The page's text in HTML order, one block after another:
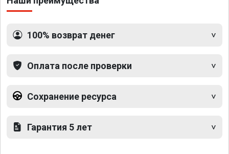
100% возврат денег
Оплата после проверки
Сохранение ресурса
Гарантия 5 лет